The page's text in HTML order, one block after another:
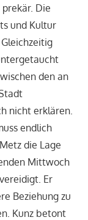
Die
und Kultur
den an
nicht erklären.
endlich
die Lage
Mittwoch
Er
Beziehung zu
Kunz betont